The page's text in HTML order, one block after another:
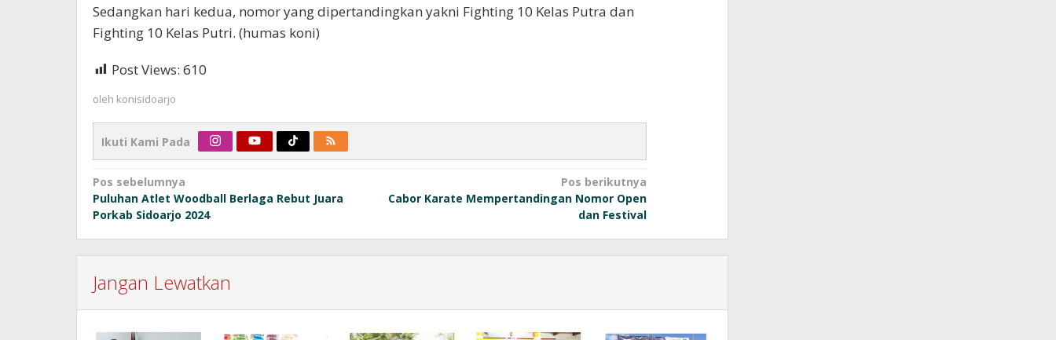
Sedangkan hari kedua, nomor yang dipertandingkan yakni Fighting 10 Kelas Putra dan
Fighting 10 Kelas Putri. (humas koni)
Post Views: 610
oleh konisidoarjo
Ikuti Kami Pada
Navigasi
pos
Pos sebelumnya
Puluhan Atlet Woodball Berlaga Rebut Juara
Porkab Sidoarjo 2024
Pos berikutnya
Cabor Karate Mempertandingan Nomor Open
dan Festival
Jangan Lewatkan